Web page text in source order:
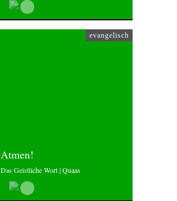
evangelisch
Atmen!
Das Geistliche Wort | Quaas